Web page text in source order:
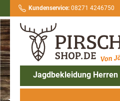
Zur Hauptnavigation
Kundenservice:08271 4246750
Jagdbekleidung Herren